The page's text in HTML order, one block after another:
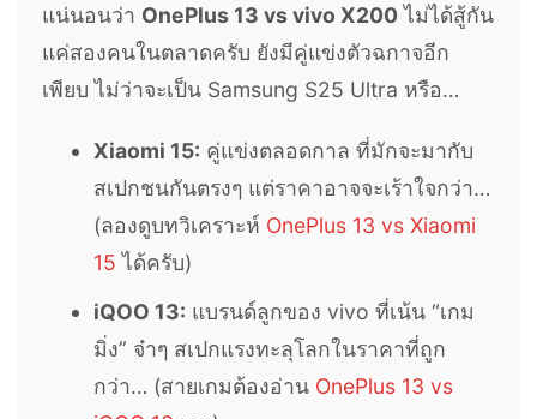
แน่นอนว่า OnePlus 13 vs vivo X200ไม่ได้สู้กัน
แค่สองคนในตลาดครับ ยังมีคู่แข่งตัวฉกาจอีก
เพียบ ไม่ว่าจะเป็น Samsung S25 Ultra หรือ…
Xiaomi 15: คู่แข่งตลอดกาล ที่มักจะมากับ
สเปกชนกันตรงๆ แต่ราคาอาจจะเร้าใจกว่า…
(ลองดูบทวิเคราะห์ OnePlus 13 vs Xiaomi
15 ได้ครับ)
iQOO 13: แบรนด์ลูกของ vivo ที่เน้น “เกม
มิ่ง” จ๋าๆ สเปกแรงทะลุโลกในราคาที่ถูก
กว่า… (สายเกมต้องอ่าน OnePlus 13 vs